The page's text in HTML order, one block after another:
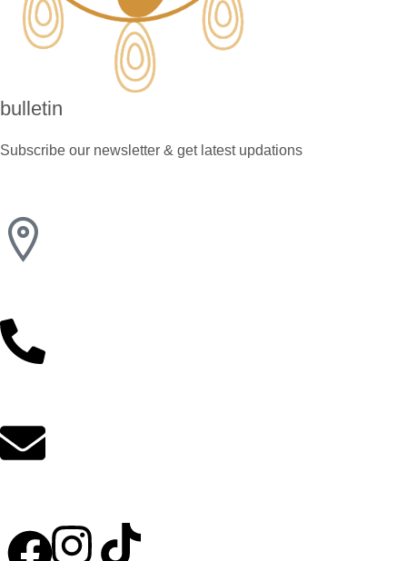
bulletin
Subscribe our newsletter & get latest updations